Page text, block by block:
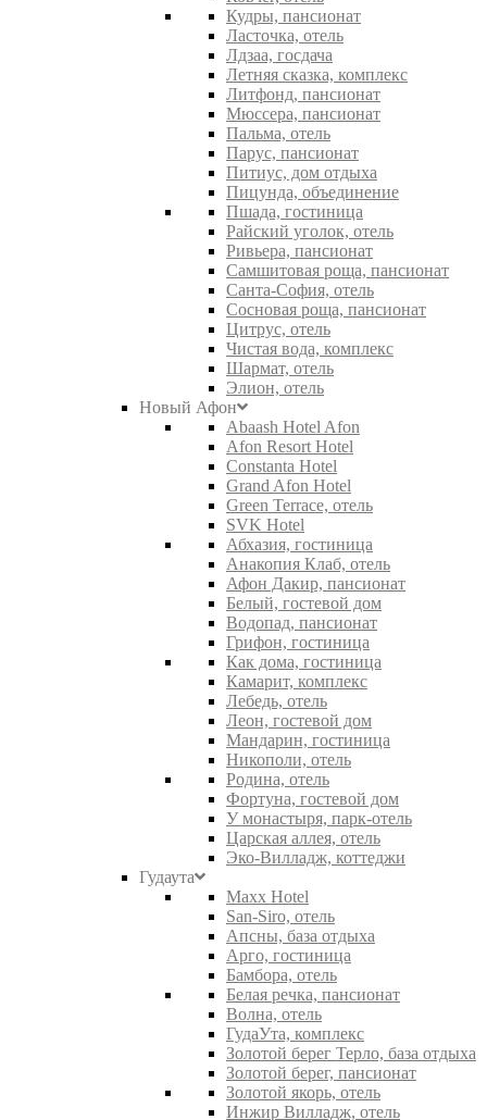
Кудры, пансионат
Ласточка, отель
Лдзаа, госдача
Летняя сказка, комплекс
Литфонд, пансионат
Мюссера, пансионат
Пальма, отель
Парус, пансионат
Питиус, дом отдыха
Пицунда, объединение
Пшада, гостиница
Райский уголок, отель
Ривьера, пансионат
Самшитовая роща, пансионат
Санта-София, отель
Сосновая роща, пансионат
Цитрус, отель
Чистая вода, комплекс
Шармат, отель
Элион, отель
Новый Афон
Abaash Hotel Afon
Afon Resort Hotel
Constanta Hotel
Grand Afon Hotel
Green Terrace, отель
SVK Hotel
Абхазия, гостиница
Анакопия Клаб, отель
Афон Дакир, пансионат
Белый, гостевой дом
Водопад, пансионат
Грифон, гостиница
Как дома, гостиница
Камарит, комплекс
Лебедь, отель
Леон, гостевой дом
Мандарин, гостиница
Никополи, отель
Родина, отель
Фортуна, гостевой дом
У монастыря, парк-отель
Царская аллея, отель
Эко-Вилладж, коттеджи
Гудаута
Maxx Hotel
San-Siro, отель
Апсны, база отдыха
Арго, гостиница
Бамбора, отель
Белая речка, пансионат
Волна, отель
ГудаУта, комплекс
Золотой берег Терло, база отдыха
Золотой берег, пансионат
Золотой якорь, отель
Инжир Вилладж, отель